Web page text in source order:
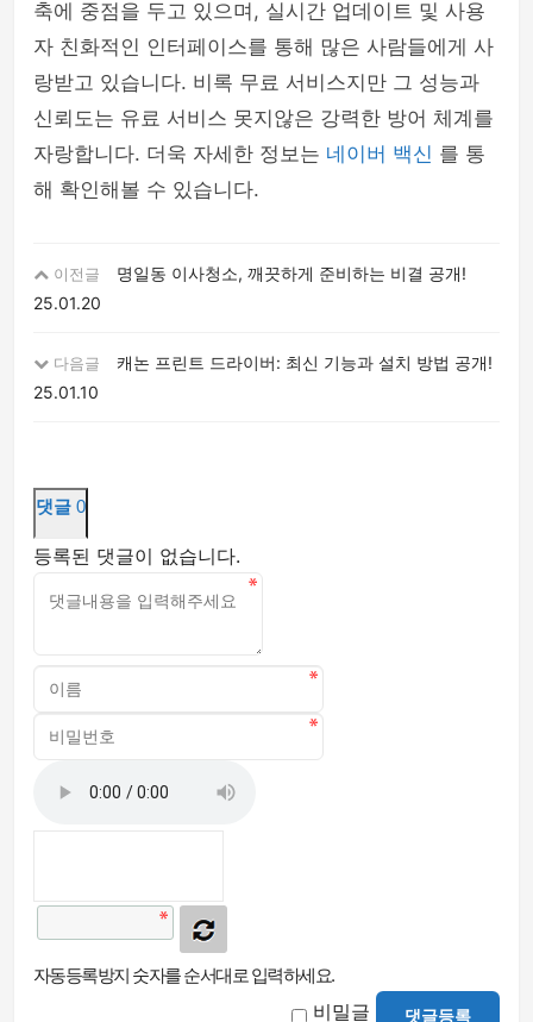
축에 중점을 두고 있으며, 실시간 업데이트 및 사용
자 친화적인 인터페이스를 통해 많은 사람들에게 사
랑받고 있습니다. 비록 무료 서비스지만 그 성능과
신뢰도는 유료 서비스 못지않은 강력한 방어 체계를
자랑합니다. 더욱 자세한 정보는 네이버 백신 를 통
해 확인해볼 수 있습니다.
이전글
명일동 이사청소, 깨끗하게 준비하는 비결 공개!
25.01.20
다음글
캐논 프린트 드라이버: 최신 기능과 설치 방법 공개!
25.01.10
댓글 0
등록된 댓글이 없습니다.
자동등록방지 숫자를 순서대로 입력하세요.
비밀글 댓글등록